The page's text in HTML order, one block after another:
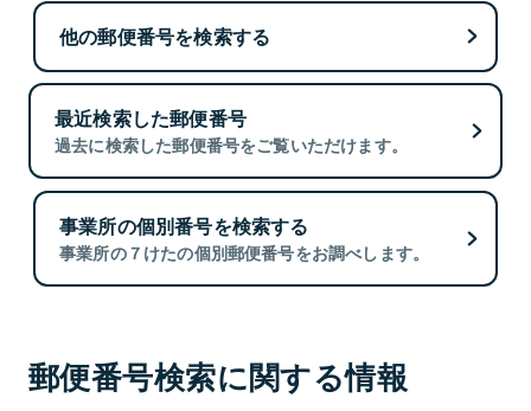
他の郵便番号を検索する
最近検索した郵便番号
過去に検索した郵便番号をご覧いただけます。
事業所の個別番号を検索する
事業所の７けたの個別郵便番号をお調べします。
郵便番号検索に関する情報